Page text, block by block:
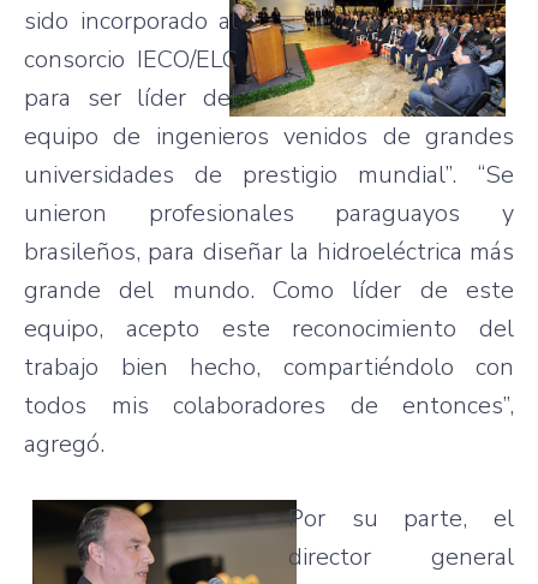
sido incorporado al
consorcio IECO/ELC
para ser líder del
equipo de ingenieros venidos de grandes
universidades de prestigio mundial”. “Se
unieron profesionales paraguayos y
brasileños, para diseñar la hidroeléctrica más
grande del mundo. Como líder de este
equipo, acepto este reconocimiento del
trabajo bien hecho, compartiéndolo con
todos mis colaboradores de entonces”,
agregó.
Por su parte, el
director general